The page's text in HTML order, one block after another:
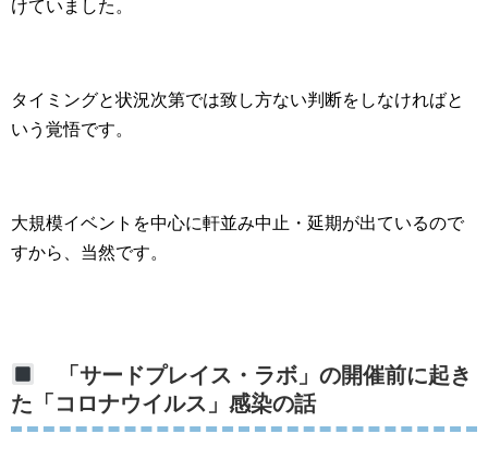
けていました。
タイミングと状況次第では致し方ない判断をしなければと
いう覚悟です。
大規模イベントを中心に軒並み中止・延期が出ているので
すから、当然です。
「サードプレイス・ラボ」の開催前に起き
た「コロナウイルス」感染の話